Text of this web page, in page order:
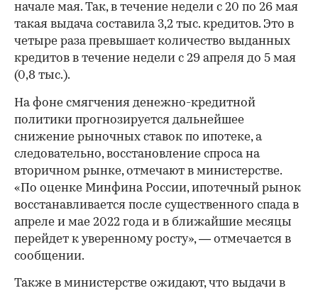
начале мая. Так, в течение недели с 20 по 26 мая
такая выдача составила 3,2 тыс. кредитов. Это в
четыре раза превышает количество выданных
кредитов в течение недели с 29 апреля до 5 мая
(0,8 тыс.).
00:00 / 00:00
На фоне смягчения денежно-кредитной
политики прогнозируется дальнейшее
снижение рыночных ставок по ипотеке, а
следовательно, восстановление спроса на
вторичном рынке, отмечают в министерстве.
«По оценке Минфина России, ипотечный рынок
восстанавливается после существенного спада в
апреле и мае 2022 года и в ближайшие месяцы
перейдет к уверенному росту», — отмечается в
сообщении.
Также в министерстве ожидают, что выдачи в